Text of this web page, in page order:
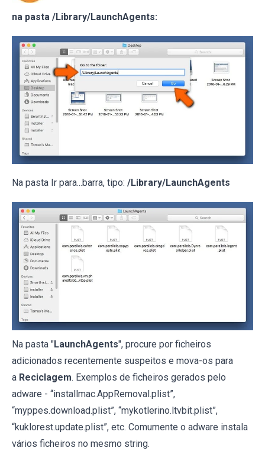
na pasta /Library/LaunchAgents:
Na pasta Ir para...barra, tipo: /Library/LaunchAgents
Na pasta "LaunchAgents", procure por ficheiros
adicionados recentemente suspeitos e mova-os para
a Reciclagem. Exemplos de ficheiros gerados pelo
adware - “installmac.AppRemoval.plist”,
“myppes.download.plist”, “mykotlerino.ltvbit.plist”,
“kuklorest.update.plist”, etc. Comumente o adware instala
vários ficheiros no mesmo string.